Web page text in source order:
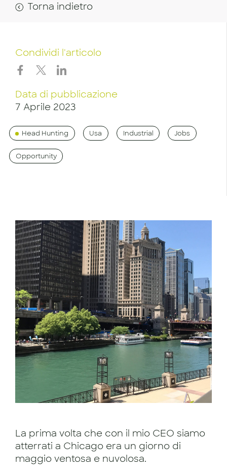
Torna indietro
Condividi l'articolo
Data di pubblicazione
7 Aprile 2023
Head Hunting Usa Industrial Jobs
Opportunity
La prima volta che con il mio CEO siamo
atterrati a Chicago era un giorno di
maggio ventosa e nuvolosa.